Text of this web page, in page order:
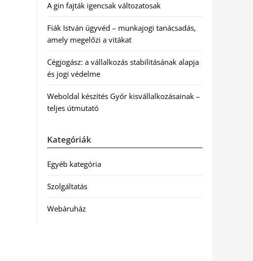
A gin fajták igencsak változatosak
Fiák István ügyvéd – munkajogi tanácsadás,
amely megelőzi a vitákat
Cégjogász: a vállalkozás stabilitásának alapja
és jogi védelme
Weboldal készítés Győr kisvállalkozásainak –
teljes útmutató
Kategóriák
Egyéb kategória
Szolgáltatás
Webáruház